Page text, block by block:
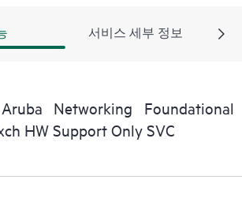
Care 교환 서비스에서는 관련 제품
한 온라인 액세스도 제공하므로, 고객
서비스 세부 정보
Networking Foundational
HW Support Only SVC